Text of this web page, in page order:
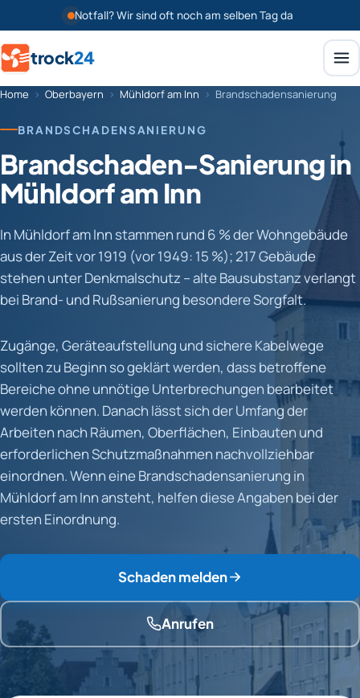
Notfall? Wir sind oft noch am selben Tag da
trock24
Home › Oberbayern › Mühldorf am Inn › Brandschadensanierung
BRANDSCHADENSANIERUNG
Brandschaden-Sanierung in
Mühldorf am Inn
In Mühldorf am Inn stammen rund 6 % der Wohngebäude
aus der Zeit vor 1919 (vor 1949: 15 %); 217 Gebäude
stehen unter Denkmalschutz – alte Bausubstanz verlangt
bei Brand- und Rußsanierung besondere Sorgfalt.
Zugänge, Geräteaufstellung und sichere Kabelwege
sollten zu Beginn so geklärt werden, dass betroffene
Bereiche ohne unnötige Unterbrechungen bearbeitet
werden können. Danach lässt sich der Umfang der
Arbeiten nach Räumen, Oberflächen, Einbauten und
erforderlichen Schutzmaßnahmen nachvollziehbar
einordnen. Wenn eine Brandschadensanierung in
Mühldorf am Inn ansteht, helfen diese Angaben bei der
ersten Einordnung.
Schaden melden
Anrufen